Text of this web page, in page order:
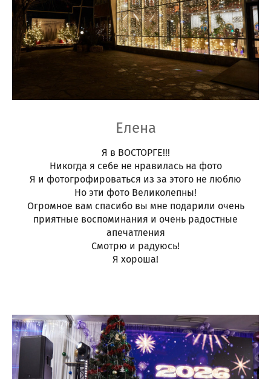
Елена
Я в ВОСТОРГЕ!!!
Никогда я себе не нравилась на фото
Я и фотогрофироваться из за этого не люблю
Но эти фото Великолепны!
Огромное вам спасибо вы мне подарили очень
приятные воспоминания и очень радостные
апечатления
Смотрю и радуюсь!
Я хороша!